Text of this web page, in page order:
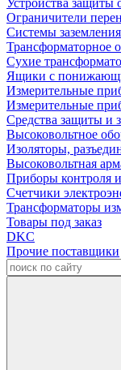
Устройства
Ограничители
Системы заземления
Трансформаторное
Сухие
Ящики с
Измерительные
Измерительные
Средства защиты и
Высоковольтное
Изоляторы,
Высоковольтная
Приборы контроля и
Счетчики
Трансформаторы
Товары под заказ
DKC
Прочие поставщики